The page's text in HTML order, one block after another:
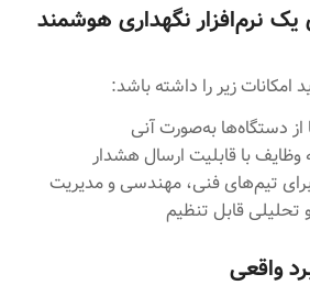
نرم‌افزار نگهداری هوشمند
امکانات زیر را داشته باشد:
دستگاه‌ها به‌صورت آنی
وظایف با قابلیت ارسال هشدار
تیم‌های فنی، مهندسی و مدیریت
قابل تنظیم
واقعی